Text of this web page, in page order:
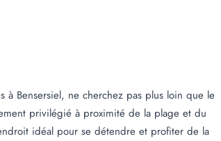
à Bensersiel, ne cherchez pas plus loin que le
privilégié à proximité de la plage et du
idéal pour se détendre et profiter de la